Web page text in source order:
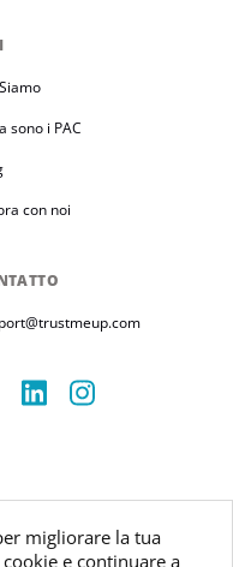
migliorare la tua
e continuare a
sono i PAC
con noi